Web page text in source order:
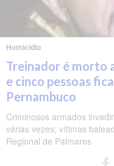
Homicídio
Treinador é morto
e cinco pessoas
Pernambuco
Criminosos armados
várias vezes; vítimas
Regional de Palmares